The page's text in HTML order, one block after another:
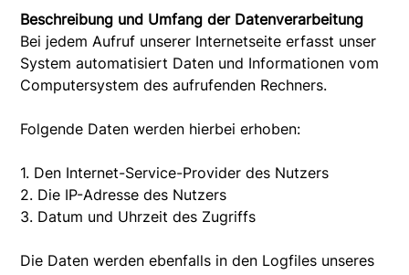
Beschreibung und Umfang der Datenverarbeitung
Bei jedem Aufruf unserer Internetseite erfasst unser
System automatisiert Daten und Informationen vom
Computersystem des aufrufenden Rechners.
Folgende Daten werden hierbei erhoben:
1. Den Internet-Service-Provider des Nutzers
2. Die IP-Adresse des Nutzers
3. Datum und Uhrzeit des Zugriffs
Die Daten werden ebenfalls in den Logfiles unseres